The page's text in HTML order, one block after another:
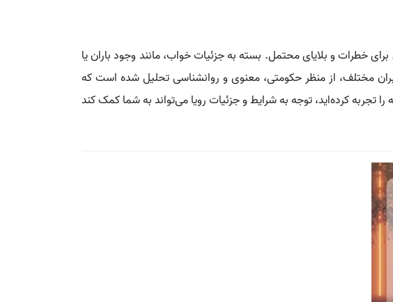
خطرات و بلایای محتمل. بسته به جزئیات خواب، مانند وجود باران یا
مختلف، از منظر حکومتی، معنوی و روانشناسی تحلیل شده است که
کرده‌اید، توجه به شرایط و جزئیات رویا می‌تواند به شما کمک کند